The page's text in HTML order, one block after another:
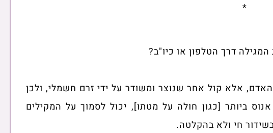
*
דרך הטלפון או כיו"ב?
אלא קול אחר שנוצר ומשודר על ידי זרם חשמלי, ‏ולכן
ביותר [כגון חולה על מטתו], יכול לסמוך על ‏המקילים
חי ולא בהקלטה.‏